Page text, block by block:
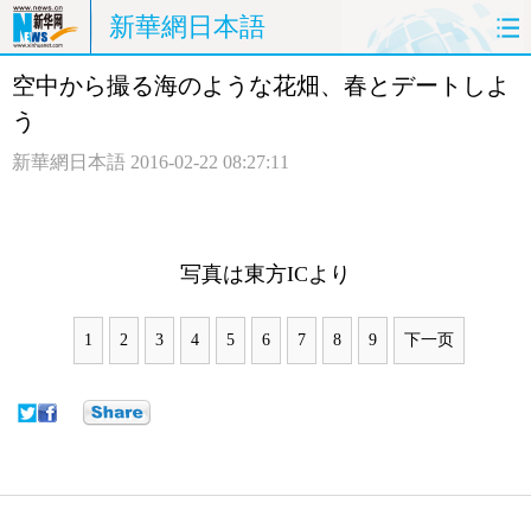
新華網日本語
ホームページ 政治 経済
空中から撮る海のような花畑、春とデートしよ
う
新華網日本語 2016-02-22 08:27:11
写真は東方ICより
1 2 3 4 5 6 7 8 9 下一页